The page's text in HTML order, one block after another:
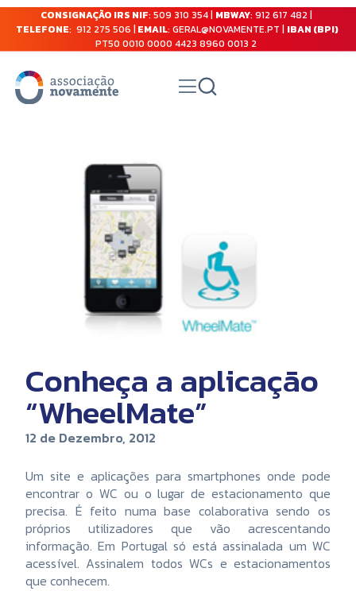
CONSIGNAÇÃO IRS NIF: 509 310 354 | MBWAY: 912 617 482 |
TELEFONE: 912 275 506 | EMAIL: GERAL@NOVAMENTE.PT | IBAN (BPI)
PT50 0010 0000 4423 8960 0013 2
Conheça a aplicação
“WheelMate”
12 de Dezembro, 2012
Um site e aplicações para smartphones onde pode
encontrar o WC ou o lugar de estacionamento que
precisa. É feito numa base colaborativa sendo os
próprios utilizadores que vão acrescentando
informação. Em Portugal só está assinalada um WC
acessível. Assinalem todos WCs e estacionamentos
que conhecem.